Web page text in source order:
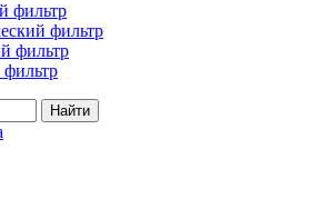
фильтр
фильтр
фильтр